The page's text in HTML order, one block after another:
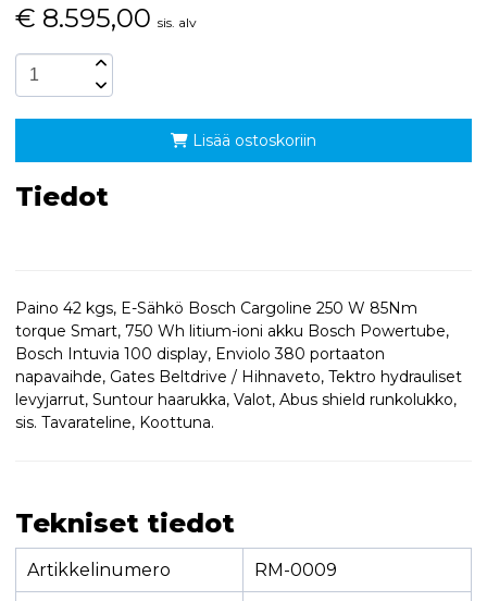
€ 8.595,00 sis. alv
Lisää ostoskoriin
Tiedot
Paino 42 kgs, E-Sähkö Bosch Cargoline 250 W 85Nm
torque Smart, 750 Wh litium-ioni akku Bosch Powertube,
Bosch Intuvia 100 display, Enviolo 380 portaaton
napavaihde, Gates Beltdrive / Hihnaveto, Tektro hydrauliset
levyjarrut, Suntour haarukka, Valot, Abus shield runkolukko,
sis. Tavarateline, Koottuna.
Tekniset tiedot
Artikkelinumero RM-0009